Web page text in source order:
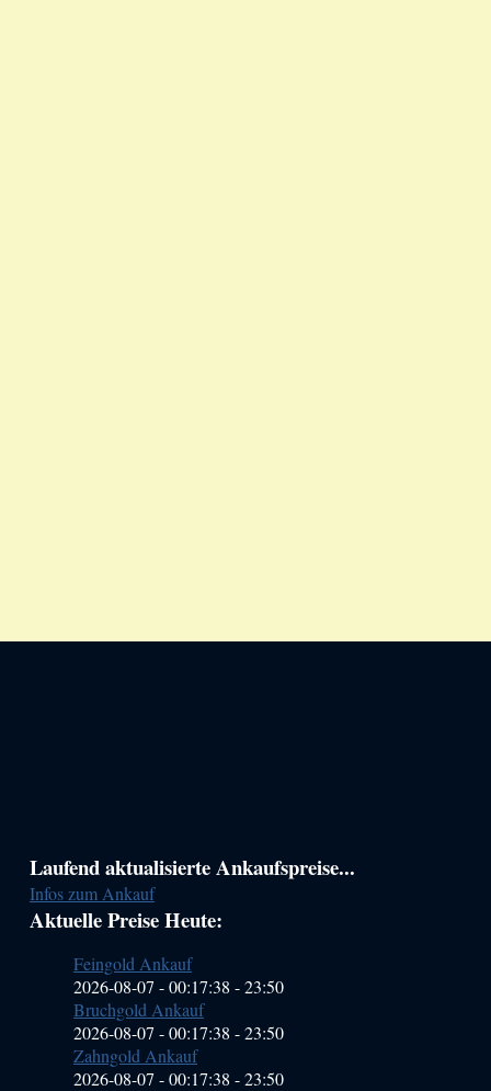
Haupt-
Sidebar
(Primary)
Laufend aktualisierte Ankaufspreise...
Infos zum Ankauf
Aktuelle Preise Heute:
Feingold Ankauf
2026-08-07 - 00:17:38 -23:50
Bruchgold Ankauf
2026-08-07 - 00:17:38 -23:50
Zahngold Ankauf
2026-08-07 - 00:17:38 -23:50